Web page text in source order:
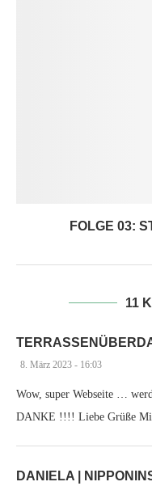
FOLGE 03:
11
8. März 2023 - 16:03
Wow, super Webseite …
DANKE !!!! Liebe Grüße
DANIELA |